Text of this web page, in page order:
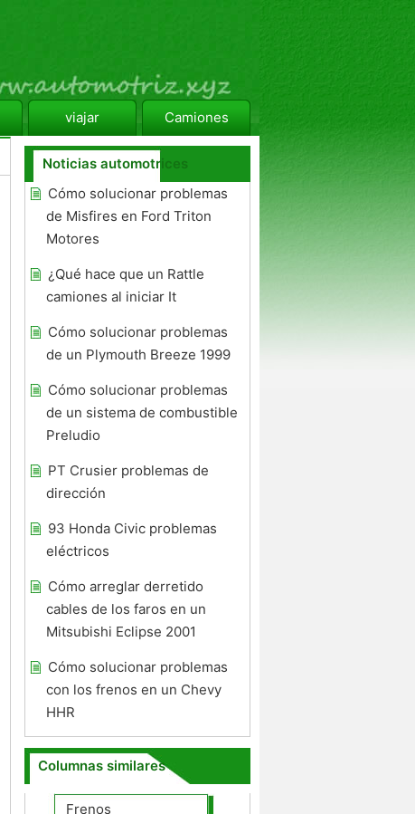
viajar Camiones
Noticias automotrices
Cómo solucionar problemas
de Misfires en Ford Triton
Motores
¿Qué hace que un Rattle
camiones al iniciar It
Cómo solucionar problemas
de un Plymouth Breeze 1999
Cómo solucionar problemas
de un sistema de combustible
Preludio
PT Crusier problemas de
dirección
93 Honda Civic problemas
eléctricos
Cómo arreglar derretido
cables de los faros en un
Mitsubishi Eclipse 2001
Cómo solucionar problemas
con los frenos en un Chevy
HHR
Columnas similares
Frenos